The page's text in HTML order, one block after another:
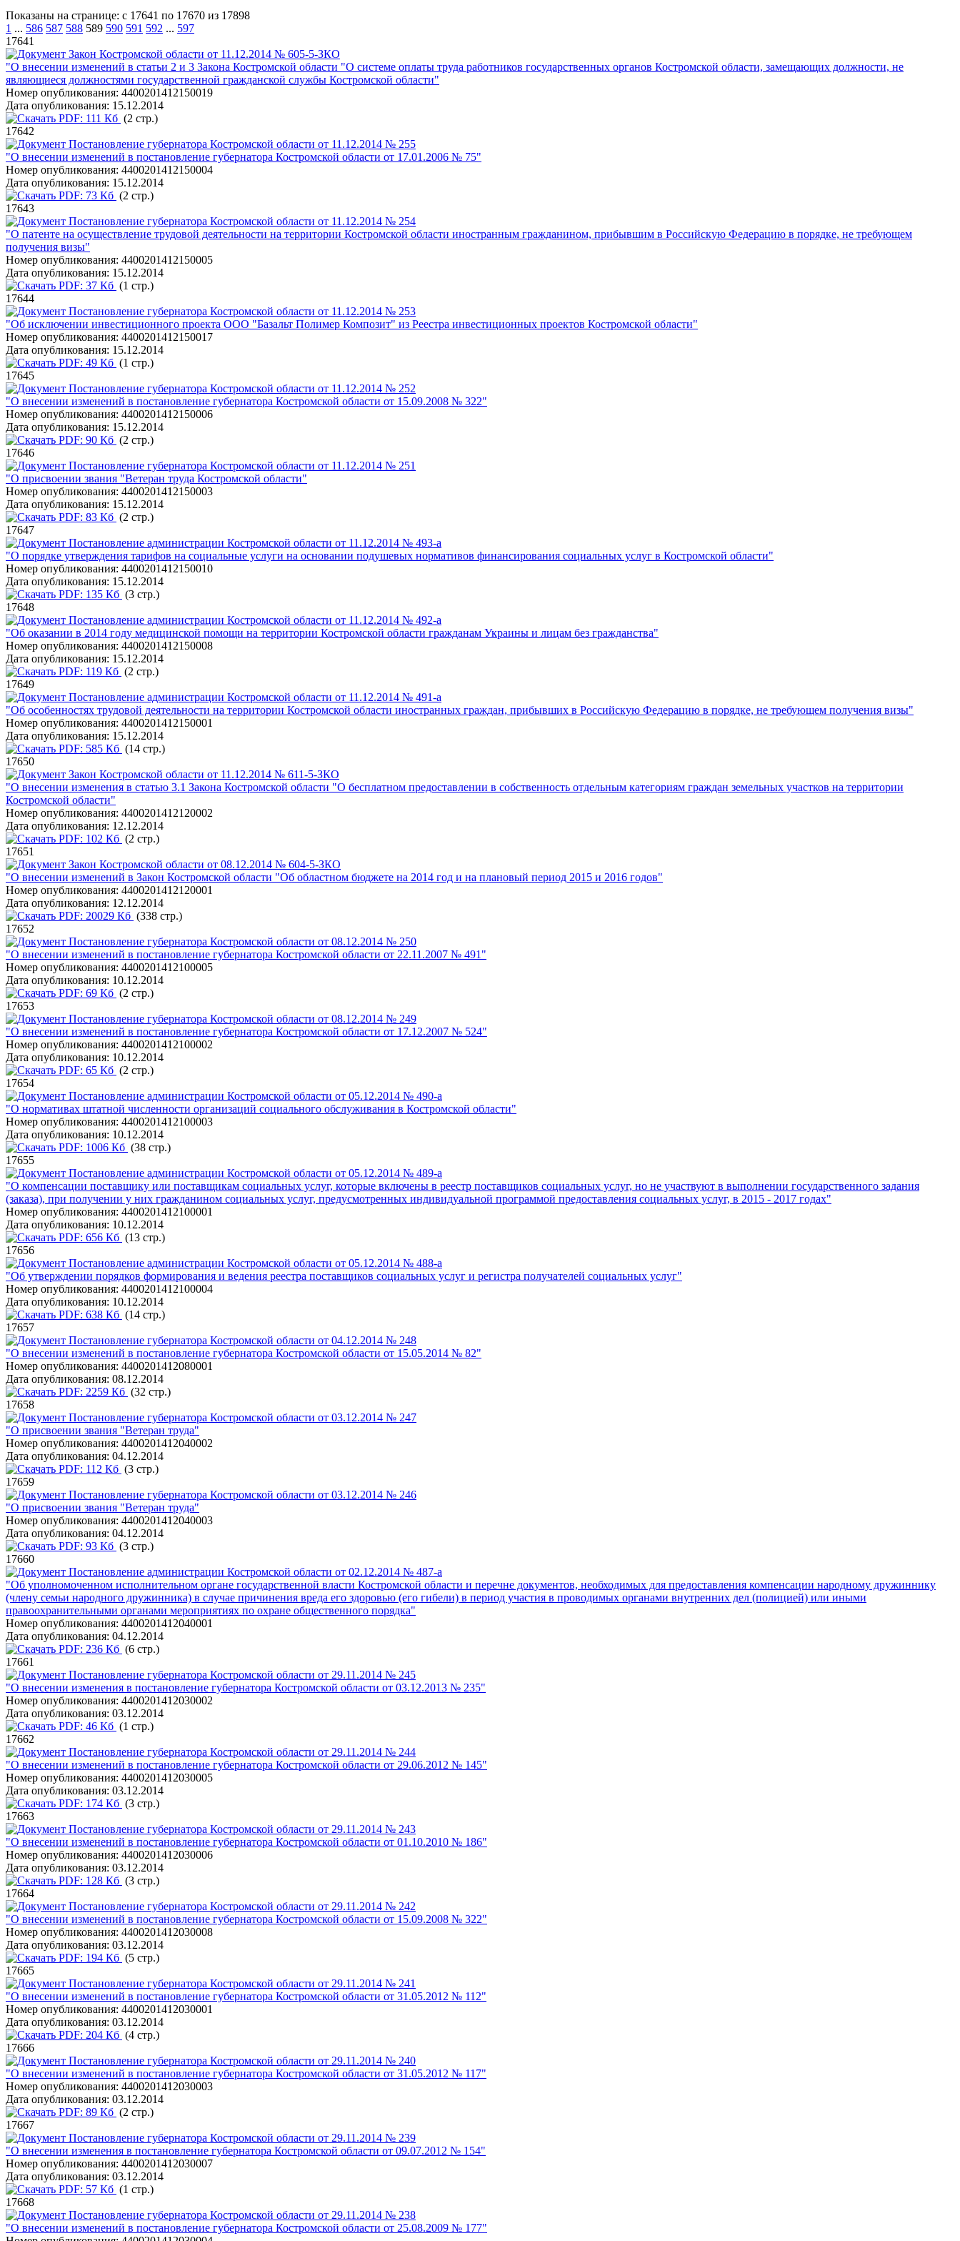
Показаны на странице: с 17641 по 17670 из 17898
1 ... 586 587 588 589 590 591 592 ... 597
17641
Закон Костромской области от 11.12.2014 № 605-5-ЗКО
"О внесении изменений в статьи 2 и 3 Закона Костромской области "О системе оплаты труда работников государственных органов Костромской области, замещающих должности, не
являющиеся должностями государственной гражданской службы Костромской области"
Номер опубликования: 4400201412150019
Дата опубликования: 15.12.2014
PDF: 111 Кб (2 стр.)
17642
Постановление губернатора Костромской области от 11.12.2014 № 255
"О внесении изменений в постановление губернатора Костромской области от 17.01.2006 № 75"
Номер опубликования: 4400201412150004
Дата опубликования: 15.12.2014
PDF: 73 Кб (2 стр.)
17643
Постановление губернатора Костромской области от 11.12.2014 № 254
"О патенте на осуществление трудовой деятельности на территории Костромской области иностранным гражданином, прибывшим в Российскую Федерацию в порядке, не требующем
получения визы"
Номер опубликования: 4400201412150005
Дата опубликования: 15.12.2014
PDF: 37 Кб (1 стр.)
17644
Постановление губернатора Костромской области от 11.12.2014 № 253
"Об исключении инвестиционного проекта ООО "Базальт Полимер Композит" из Реестра инвестиционных проектов Костромской области"
Номер опубликования: 4400201412150017
Дата опубликования: 15.12.2014
PDF: 49 Кб (1 стр.)
17645
Постановление губернатора Костромской области от 11.12.2014 № 252
"О внесении изменений в постановление губернатора Костромской области от 15.09.2008 № 322"
Номер опубликования: 4400201412150006
Дата опубликования: 15.12.2014
PDF: 90 Кб (2 стр.)
17646
Постановление губернатора Костромской области от 11.12.2014 № 251
"О присвоении звания "Ветеран труда Костромской области"
Номер опубликования: 4400201412150003
Дата опубликования: 15.12.2014
PDF: 83 Кб (2 стр.)
17647
Постановление администрации Костромской области от 11.12.2014 № 493-а
"О порядке утверждения тарифов на социальные услуги на основании подушевых нормативов финансирования социальных услуг в Костромской области"
Номер опубликования: 4400201412150010
Дата опубликования: 15.12.2014
PDF: 135 Кб (3 стр.)
17648
Постановление администрации Костромской области от 11.12.2014 № 492-а
"Об оказании в 2014 году медицинской помощи на территории Костромской области гражданам Украины и лицам без гражданства"
Номер опубликования: 4400201412150008
Дата опубликования: 15.12.2014
PDF: 119 Кб (2 стр.)
17649
Постановление администрации Костромской области от 11.12.2014 № 491-а
"Об особенностях трудовой деятельности на территории Костромской области иностранных граждан, прибывших в Российскую Федерацию в порядке, не требующем получения визы"
Номер опубликования: 4400201412150001
Дата опубликования: 15.12.2014
PDF: 585 Кб (14 стр.)
17650
Закон Костромской области от 11.12.2014 № 611-5-ЗКО
"О внесении изменения в статью 3.1 Закона Костромской области "О бесплатном предоставлении в собственность отдельным категориям граждан земельных участков на территории
Костромской области"
Номер опубликования: 4400201412120002
Дата опубликования: 12.12.2014
PDF: 102 Кб (2 стр.)
17651
Закон Костромской области от 08.12.2014 № 604-5-ЗКО
"О внесении изменений в Закон Костромской области "Об областном бюджете на 2014 год и на плановый период 2015 и 2016 годов"
Номер опубликования: 4400201412120001
Дата опубликования: 12.12.2014
PDF: 20029 Кб (338 стр.)
17652
Постановление губернатора Костромской области от 08.12.2014 № 250
"О внесении изменений в постановление губернатора Костромской области от 22.11.2007 № 491"
Номер опубликования: 4400201412100005
Дата опубликования: 10.12.2014
PDF: 69 Кб (2 стр.)
17653
Постановление губернатора Костромской области от 08.12.2014 № 249
"О внесении изменений в постановление губернатора Костромской области от 17.12.2007 № 524"
Номер опубликования: 4400201412100002
Дата опубликования: 10.12.2014
PDF: 65 Кб (2 стр.)
17654
Постановление администрации Костромской области от 05.12.2014 № 490-а
"О нормативах штатной численности организаций социального обслуживания в Костромской области"
Номер опубликования: 4400201412100003
Дата опубликования: 10.12.2014
PDF: 1006 Кб (38 стр.)
17655
Постановление администрации Костромской области от 05.12.2014 № 489-а
"О компенсации поставщику или поставщикам социальных услуг, которые включены в реестр поставщиков социальных услуг, но не участвуют в выполнении государственного задания
(заказа), при получении у них гражданином социальных услуг, предусмотренных индивидуальной программой предоставления социальных услуг, в 2015 - 2017 годах"
Номер опубликования: 4400201412100001
Дата опубликования: 10.12.2014
PDF: 656 Кб (13 стр.)
17656
Постановление администрации Костромской области от 05.12.2014 № 488-а
"Об утверждении порядков формирования и ведения реестра поставщиков социальных услуг и регистра получателей социальных услуг"
Номер опубликования: 4400201412100004
Дата опубликования: 10.12.2014
PDF: 638 Кб (14 стр.)
17657
Постановление губернатора Костромской области от 04.12.2014 № 248
"О внесении изменений в постановление губернатора Костромской области от 15.05.2014 № 82"
Номер опубликования: 4400201412080001
Дата опубликования: 08.12.2014
PDF: 2259 Кб (32 стр.)
17658
Постановление губернатора Костромской области от 03.12.2014 № 247
"О присвоении звания "Ветеран труда"
Номер опубликования: 4400201412040002
Дата опубликования: 04.12.2014
PDF: 112 Кб (3 стр.)
17659
Постановление губернатора Костромской области от 03.12.2014 № 246
"О присвоении звания "Ветеран труда"
Номер опубликования: 4400201412040003
Дата опубликования: 04.12.2014
PDF: 93 Кб (3 стр.)
17660
Постановление администрации Костромской области от 02.12.2014 № 487-а
"Об уполномоченном исполнительном органе государственной власти Костромской области и перечне документов, необходимых для предоставления компенсации народному дружиннику
(члену семьи народного дружинника) в случае причинения вреда его здоровью (его гибели) в период участия в проводимых органами внутренних дел (полицией) или иными
правоохранительными органами мероприятиях по охране общественного порядка"
Номер опубликования: 4400201412040001
Дата опубликования: 04.12.2014
PDF: 236 Кб (6 стр.)
17661
Постановление губернатора Костромской области от 29.11.2014 № 245
"О внесении изменения в постановление губернатора Костромской области от 03.12.2013 № 235"
Номер опубликования: 4400201412030002
Дата опубликования: 03.12.2014
PDF: 46 Кб (1 стр.)
17662
Постановление губернатора Костромской области от 29.11.2014 № 244
"О внесении изменений в постановление губернатора Костромской области от 29.06.2012 № 145"
Номер опубликования: 4400201412030005
Дата опубликования: 03.12.2014
PDF: 174 Кб (3 стр.)
17663
Постановление губернатора Костромской области от 29.11.2014 № 243
"О внесении изменений в постановление губернатора Костромской области от 01.10.2010 № 186"
Номер опубликования: 4400201412030006
Дата опубликования: 03.12.2014
PDF: 128 Кб (3 стр.)
17664
Постановление губернатора Костромской области от 29.11.2014 № 242
"О внесении изменений в постановление губернатора Костромской области от 15.09.2008 № 322"
Номер опубликования: 4400201412030008
Дата опубликования: 03.12.2014
PDF: 194 Кб (5 стр.)
17665
Постановление губернатора Костромской области от 29.11.2014 № 241
"О внесении изменений в постановление губернатора Костромской области от 31.05.2012 № 112"
Номер опубликования: 4400201412030001
Дата опубликования: 03.12.2014
PDF: 204 Кб (4 стр.)
17666
Постановление губернатора Костромской области от 29.11.2014 № 240
"О внесении изменений в постановление губернатора Костромской области от 31.05.2012 № 117"
Номер опубликования: 4400201412030003
Дата опубликования: 03.12.2014
PDF: 89 Кб (2 стр.)
17667
Постановление губернатора Костромской области от 29.11.2014 № 239
"О внесении изменения в постановление губернатора Костромской области от 09.07.2012 № 154"
Номер опубликования: 4400201412030007
Дата опубликования: 03.12.2014
PDF: 57 Кб (1 стр.)
17668
Постановление губернатора Костромской области от 29.11.2014 № 238
"О внесении изменений в постановление губернатора Костромской области от 25.08.2009 № 177"